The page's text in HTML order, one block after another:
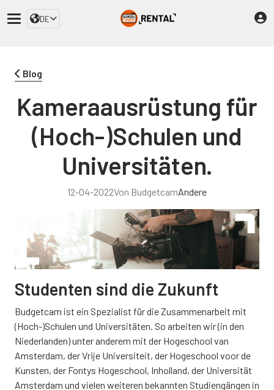
DE
Blog
Kameraausrüstung für
(Hoch-)Schulen und
Universitäten.
12-04-2022Von BudgetcamAndere
Studenten sind die Zukunft
Budgetcam ist ein Spezialist für die Zusammenarbeit mit
(Hoch-)Schulen und Universitäten. So arbeiten wir (in den
Niederlanden) unter anderem mit der Hogeschool van
Amsterdam, der Vrije Universiteit, der Hogeschool voor de
Kunsten, der Fontys Hogeschool, Inholland, der Universität
Amsterdam und vielen weiteren bekannten Studiengängen in